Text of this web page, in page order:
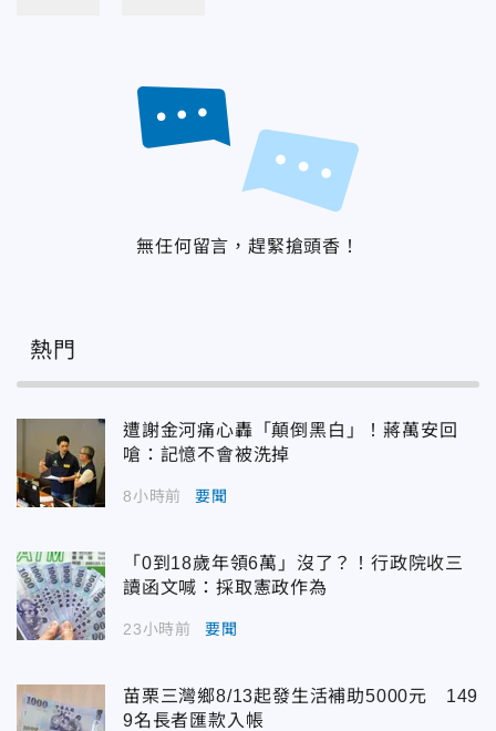
無任何留言，趕緊搶頭香！
熱門
遭謝金河痛心轟「顛倒黑白」！蔣萬安回
嗆：記憶不會被洗掉
8小時前 要聞
「0到18歲年領6萬」沒了？！行政院收三
讀函文喊：採取憲政作為
23小時前 要聞
苗栗三灣鄉8/13起發生活補助5000元 149
9名長者匯款入帳